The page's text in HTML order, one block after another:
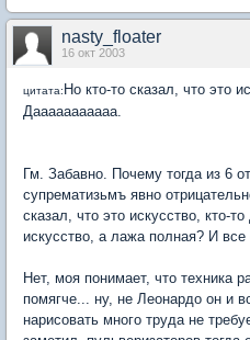
nasty_floater
16 окт 2003
цитата:Но кто-то сказал, что это
Дааааааааааа.
Гм. Забавно. Почему тогда из 6
супрематизьмъ явно
сказал, что это искусство, кто-
искусство, а лажа полная? И все
Нет, моя понимает, что техника
помягче... ну, не Леонардо он и
нарисовать много труда не